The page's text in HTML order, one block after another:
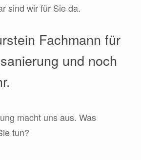
sind wir für Sie da.
Fachmann für
und noch
macht uns aus. Was
tun?